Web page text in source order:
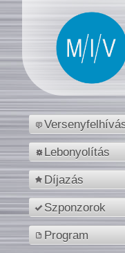
Lebonyolítás
Díjazás
Szponzorok
Program